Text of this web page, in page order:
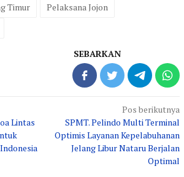
Timur
Pelaksana Jojon
SEBARKAN
Lintas
Pos berikutnya
SPMT. Pelindo Multi Terminal
Optimis Layanan Kepelabuhanan
Jelang Libur Nataru Berjalan
Optimal